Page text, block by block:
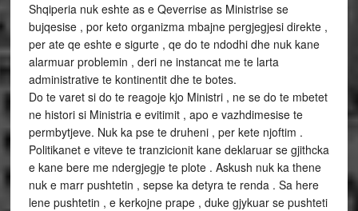
Shqiperia nuk eshte as e Qeverrise as Ministrise se
bujqesise , por keto organizma mbajne pergjegjesi direkte ,
per ate qe eshte e sigurte , qe do te ndodhi dhe nuk kane
alarmuar problemin , deri ne instancat me te larta
administrative te kontinentit dhe te botes.
Do te varet si do te reagoje kjo Ministri , ne se do te mbetet
ne histori si Ministria e evitimit , apo e vazhdimesise te
permbytjeve. Nuk ka pse te druheni , per kete njoftim .
Politikanet e viteve te tranzicionit kane deklaruar se gjithcka
e kane bere me ndergjegje te plote . Askush nuk ka thene
nuk e marr pushtetin , sepse ka detyra te renda . Sa here
lene pushtetin , e kerkojne prape , duke gjykuar se pushteti